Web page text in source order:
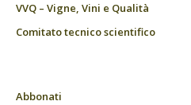
VVQ – Vigne, Vini e Qualità
Comitato tecnico scientifico
Abbonati